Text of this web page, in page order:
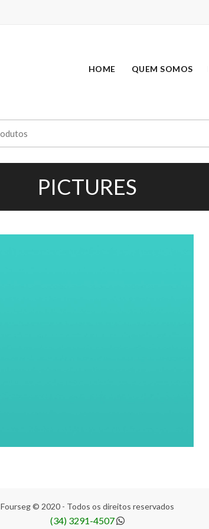
HOME QUEM SOMOS
PICTURES
Fourseg © 2020 - Todos os direitos reservados
(34) 3291-4507